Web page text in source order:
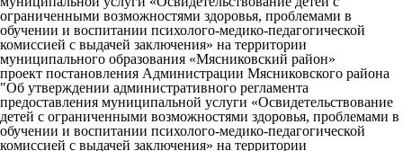
ограниченными возможностями здоровья, проблемами в
обучении и воспитании психолого-медико-педагогической
комиссией с выдачей заключения» на территории
муниципального образования «Мясниковский район»
проект постановления Администрации Мясниковского района
"Об утверждении административного регламента
предоставления муниципальной услуги «Освидетельствование
детей с ограниченными возможностями здоровья, проблемами в
обучении и воспитании психолого-медико-педагогической
комиссией с выдачей заключения» на территории